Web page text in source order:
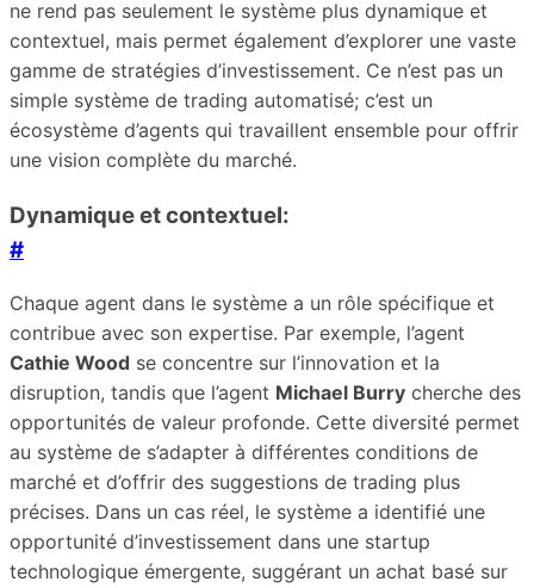
ne rend pas seulement le système plus dynamique et
contextuel, mais permet également d’explorer une vaste
gamme de stratégies d’investissement. Ce n’est pas un
simple système de trading automatisé; c’est un
écosystème d’agents qui travaillent ensemble pour offrir
une vision complète du marché.
Dynamique et contextuel:
#
Chaque agent dans le système a un rôle spécifique et
contribue avec son expertise. Par exemple, l’agent
Cathie Wood se concentre sur l’innovation et la
disruption, tandis que l’agent Michael Burry cherche des
opportunités de valeur profonde. Cette diversité permet
au système de s’adapter à différentes conditions de
marché et d’offrir des suggestions de trading plus
précises. Dans un cas réel, le système a identifié une
opportunité d’investissement dans une startup
technologique émergente, suggérant un achat basé sur